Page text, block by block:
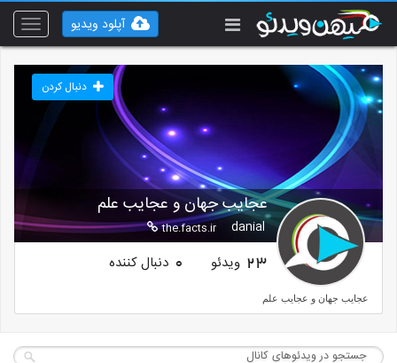
Toggle
آپلود ویدیو
عجایب جهان و عجایب علم
danial
the.facts.ir
دنبال کردن
23 ویدئو 0 دنبال کننده
عجایب جهان و عجایب علم